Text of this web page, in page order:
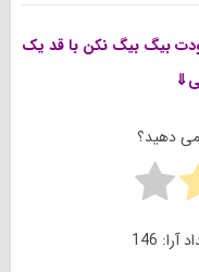
بیگ بیگ نکن با قد یک
دهید؟
146